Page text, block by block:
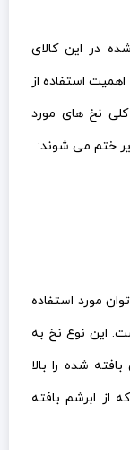
در این کالای
استفاده از
نخ های مورد
ختم می شوند:
مورد استفاده
این نوع نخ به
شده را بالا
از ابرشم بافته